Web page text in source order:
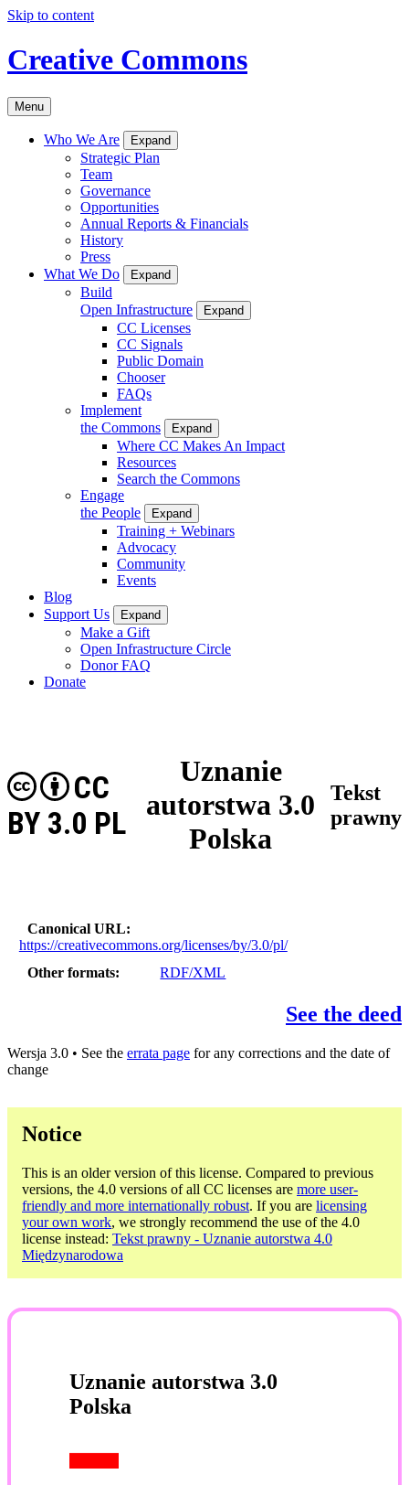
Skip to content
Creative Commons
Menu
Who We Are Expand
Strategic Plan
Team
Governance
Opportunities
Annual Reports & Financials
History
Press
What We Do
Expand
Build
Open Infrastructure
Expand
CC Licenses
CC Signals
Public Domain
Chooser
FAQs
Implement
the Commons
Expand
Where CC Makes An Impact
Resources
Search the Commons
Engage
the People
Expand
Training + Webinars
Advocacy
Community
Events
Blog
Support Us
Expand
Make a Gift
Open Infrastructure Circle
Donor FAQ
Donate
Uznanie
autorstwa 3.0
Polska
CC
BY 3.0 PL
Tekst
prawny
Canonical URL
https://creativecommons.org/licenses/by/3.0/pl/
Other formats
RDF/XML
See the deed
Wersja 3.0 • See the errata page for any corrections and the date of
change
Notice
This is an older version of this license. Compared to previous
versions, the 4.0 versions of all CC licenses are more user-
friendly and more internationally robust. If you are licensing
your own work, we strongly recommend the use of the 4.0
license instead: Tekst prawny - Uznanie autorstwa 4.0
Międzynarodowa
Uznanie autorstwa 3.0
Polska